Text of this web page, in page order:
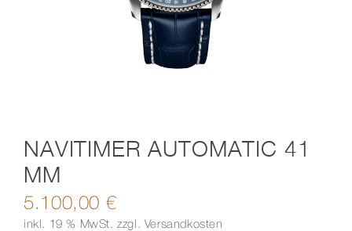
NAVITIMER AUTOMATIC 41
MM
5.100,00 €
inkl. 19 % MwSt. zzgl. Versandkosten